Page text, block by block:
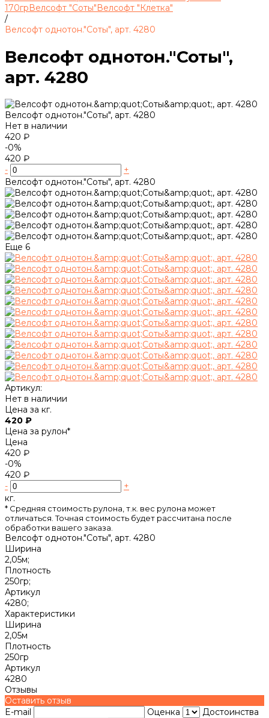
170грВелсофт "Соты"Велсофт "Клетка"
/
Велсофт однотон."Соты", арт. 4280
Велсофт однотон."Соты",
арт. 4280
Велсофт однотон."Соты", арт. 4280
Нет в наличии
420 ₽
-0%
420 ₽
-
+
Велсофт однотон."Соты", арт. 4280
Еще 6
Артикул:
Нет в наличии
Цена за кг.
420 ₽
Цена за рулон*
Цена
420 ₽
-0%
420 ₽
-
+
кг.
* Cредняя стоимость рулона, т.к. вес рулона может
отличаться. Точная стоимость будет рассчитана после
обработки вашего заказа.
Велсофт однотон."Соты", арт. 4280
Ширина
2,05м;
Плотность
250гр;
Артикул
4280;
Характеристики
Ширина
2,05м
Плотность
250гр
Артикул
4280
Отзывы
Оставить отзыв
E-mail
Оценка Достоинства